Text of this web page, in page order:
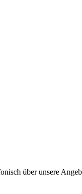
über unsere